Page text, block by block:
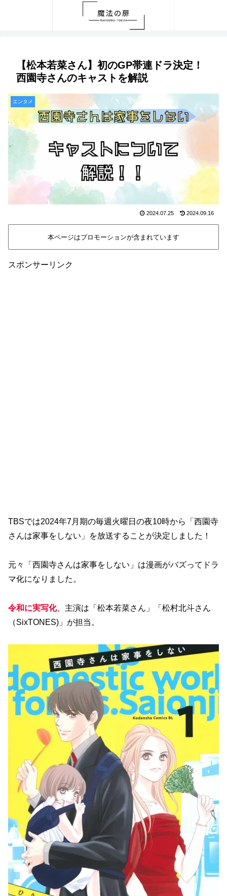
【松本若菜さん】初のGP帯連ドラ決定！
西園寺さんのキャストを解説
エンタメ
2024.07.25 2024.09.16
本ページはプロモーションが含まれています
スポンサーリンク
TBSでは2024年7月期の毎週火曜日の夜10時から「西園寺
さんは家事をしない」を放送することが決定しました！
元々「西園寺さんは家事をしない」は漫画がバズってドラ
マ化になりました。
令和に実写化、主演は「松本若菜さん」「松村北斗さん
（SixTONES)」が担当。